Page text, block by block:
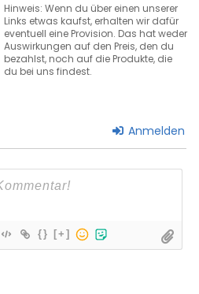
Hinweis: Wenn du über einen unserer
Links etwas kaufst, erhalten wir dafür
eventuell eine Provision. Das hat weder
Auswirkungen auf den Preis, den du
bezahlst, noch auf die Produkte, die
du bei uns findest.
Anmelden
{} [+]